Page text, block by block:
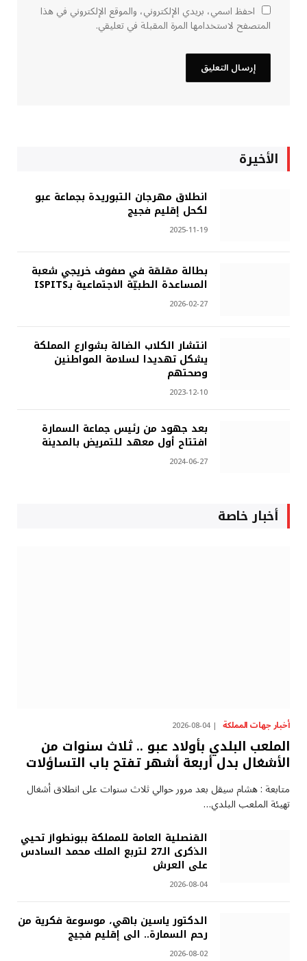
احفظ اسمي، بريدي الإلكتروني، والموقع الإلكتروني في هذا
المتصفح لاستخدامها المرة المقبلة في تعليقي.
الأخيرة
انطلاق مهرجان التبوريدة بجماعة عبو
لكحل إقليم فجيج
2025-11-19
بطالة مقلقة في صفوف خريجي شعبة
المساعدة الطبيّة الاجتماعية بـISPITS
2026-02-27
انتشار الكلاب الضالة بشوارع المملكة
يشكل تهديدا لسلامة المواطنين
وصحتهم
2023-12-10
بعد جهود من رئيس جماعة السمارة
افتتاح أول معهد للتمريض بالمدينة
2024-06-27
أخبار خاصة
أخبار جهات المملكة 2026-08-04
الملعب البلدي بأولاد عبو .. ثلاث سنوات من
الأشغال بدل أربعة أشهر تفتح باب التساؤلات
متابعة : هشام سيقل بعد مرور حوالي ثلاث سنوات على انطلاق أشغال
تهيئة الملعب البلدي…
القنصلية العامة للمملكة ببونطواز تحيي
الذكرى الـ27 لتربع الملك محمد السادس
على العرش
2026-08-04
الدكتور ياسين باهي، موسوعة فكرية من
رحم السمارة.. الى إقليم فجيج
2026-08-02